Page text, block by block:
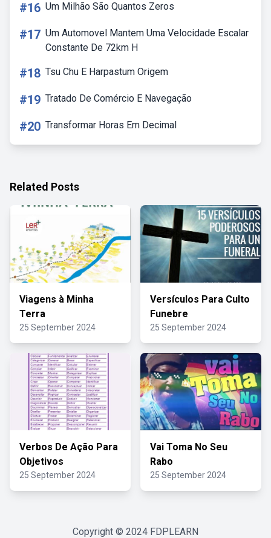
#16 Um Milhão São Quantos Zeros
#17 Um Automovel Mantem Uma Velocidade Escalar
Constante De 72km H
#18 Tsu Chu E Harpastum Origem
#19 Tratado De Comércio E Navegação
#20 Transformar Horas Em Decimal
Related Posts
Viagens à Minha
Terra
25 September 2024
Versículos Para Culto
Funebre
25 September 2024
Verbos De Ação Para
Objetivos
25 September 2024
Vai Toma No Seu
Rabo
25 September 2024
Copyright © 2024 FDPLEARN